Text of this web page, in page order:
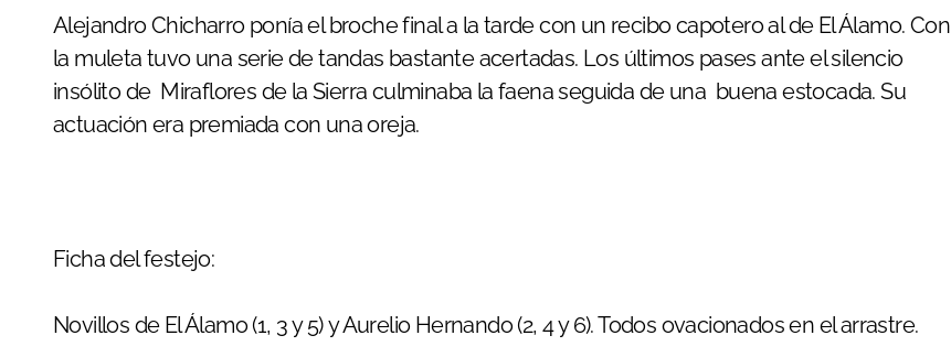
Alejandro Chicharro ponía el broche final a la tarde con un recibo capotero al de El Álamo. Con
la muleta tuvo una serie de tandas bastante acertadas. Los últimos pases ante el silencio
insólito de Miraflores de la Sierra culminaba la faena seguida de una buena estocada. Su
actuación era premiada con una oreja.
Ficha del festejo:
Novillos de El Álamo (1, 3 y 5) y Aurelio Hernando (2, 4 y 6). Todos ovacionados en el arrastre.